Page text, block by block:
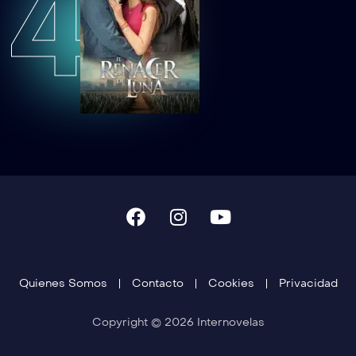
4
Quienes Somos Contacto Cookies Privacidad
Copyright © 2026 Internovelas